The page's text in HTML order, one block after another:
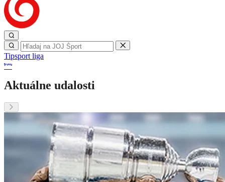
Tipsport liga
Aktuálne udalosti